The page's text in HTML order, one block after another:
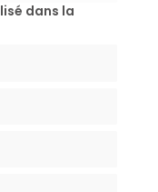
dans la